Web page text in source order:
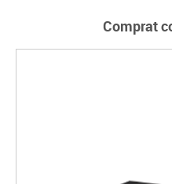
Comprat